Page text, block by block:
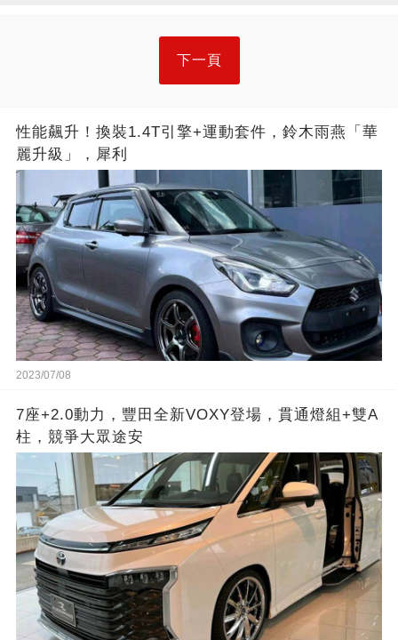
下一頁
性能飆升！換裝1.4T引擎+運動套件，鈴木雨燕「華
麗升級」，犀利
2023/07/08
7座+2.0動力，豐田全新VOXY登場，貫通燈組+雙A
柱，競爭大眾途安